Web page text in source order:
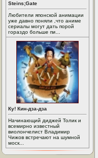
Steins;Gate
Любители японской анимации
уже давно поняли ,что аниме
сериалы могут дать порой
гораздо больше пи...
Ку! Кин-дза-дза
Начинающий диджей Толик и
всемирно известный
виолончелист Владимир
Чижов встречают на шумной
моск...